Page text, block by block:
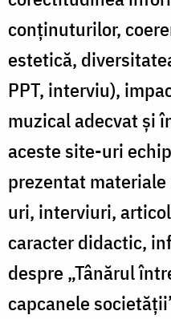
conținuturilor,
estetică,
PPT, interviu),
muzical adecvat și
aceste site-uri
prezentat
uri, interviuri,
caracter didactic,
despre „Tânărul
capcanele